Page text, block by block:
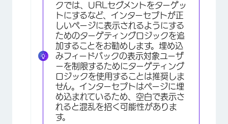
クでは、URLセグメントをターゲッ
トにするなど、インターセプトが正
しいページに表示されるようにする
ためのターゲティングロジックを追
加することをお勧めします。埋め込
みフィードバックの表示対象ユーザ
ーを制限するためにターゲティング
ロジックを使用することは推奨しま
せん。インターセプトはページに埋
め込まれているため、空白で表示さ
れると混乱を招く可能性がありま
す。